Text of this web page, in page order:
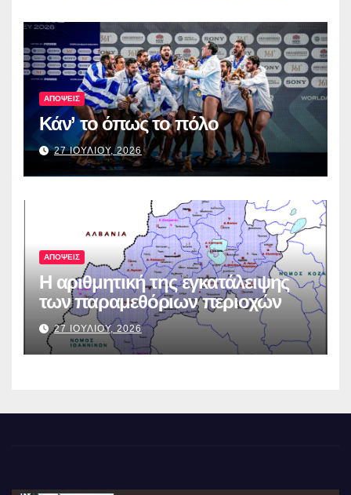
ΑΠΟΨΕΙΣ
Κάν’ το όπως το πόλο
27 ΙΟΥΛΙΟΥ, 2026
ΑΠΟΨΕΙΣ
Η αριθμητική της εγκατάλειψης
των παραμεθόριων περιοχών
27 ΙΟΥΛΙΟΥ, 2026